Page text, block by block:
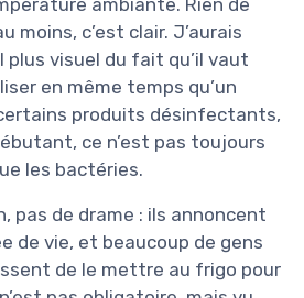
moins, c’est clair. J’aurais
visuel du fait qu’il vaut
en même temps qu’un
produits désinfectants,
ce n’est pas toujours
les bactéries.
pas de drame : ils annoncent
de vie, et beaucoup de gens
de le mettre au frigo pour